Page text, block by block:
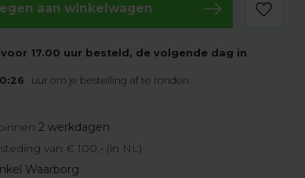
aan winkelwagen
17.00 uur besteld, de volgende dag in
uur om je bestelling af te ronden.
2 werkdagen
van € 100,- (in NL)
Waarborg